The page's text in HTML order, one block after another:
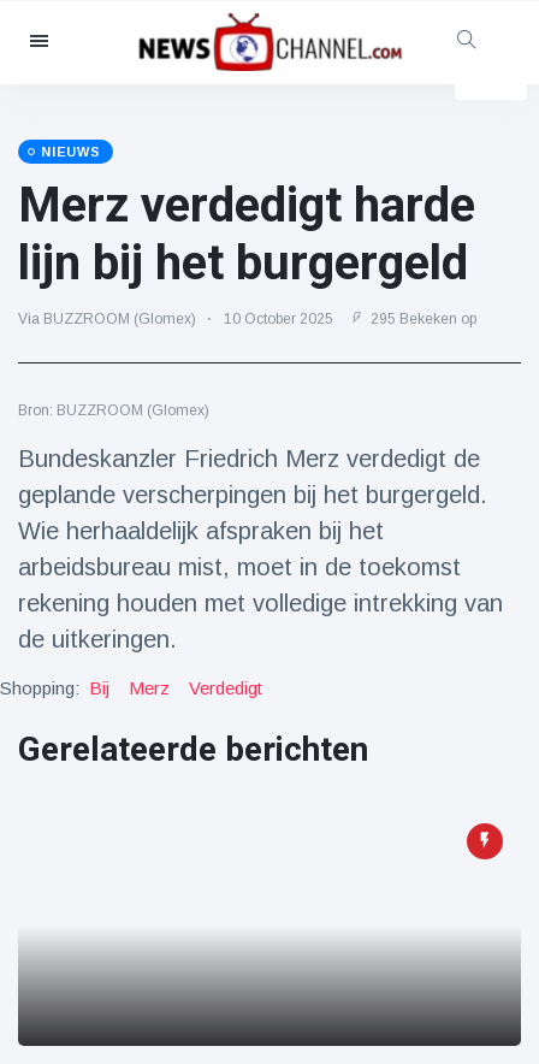
Categorieën
Maatschappelijk & Leuk
Bioscoop & TV
(81)
(237)
Beroemdheden
(13938)
Mode & Schoonheid
(122)
Levensstijl
(121)
Gezondheid & Fitness
(73)
Reizen & Avontuur
Laatste nieuws
zeedier
aangespoeld
17 July
47 Bekeken
radiotelescopen
ter wereld stort
NIEUWS
Merz verdedigt harde
lijn bij het burgergeld
Via BUZZROOM (Glomex) 10 October 2025 295 Bekeken op
Bron: BUZZROOM (Glomex)
Bundeskanzler Friedrich Merz verdedigt de
geplande verscherpingen bij het burgergeld.
Wie herhaaldelijk afspraken bij het
arbeidsbureau mist, moet in de toekomst
rekening houden met volledige intrekking van
de uitkeringen.
Shopping: Bij Merz Verdedigt
Gerelateerde berichten